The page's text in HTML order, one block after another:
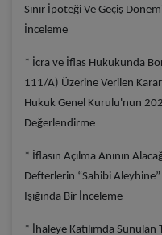
Sınır İpoteği Ve Geçiş
İnceleme
* İcra ve İflas Hukukunda
111/A) Üzerine Verilen
Hukuk Genel Kurulu'nun
Değerlendirme
* İflasın Açılma Anının
Defterlerin “Sahibi Aleyhine”
Işığında Bir İnceleme
* İhaleye Katılımda